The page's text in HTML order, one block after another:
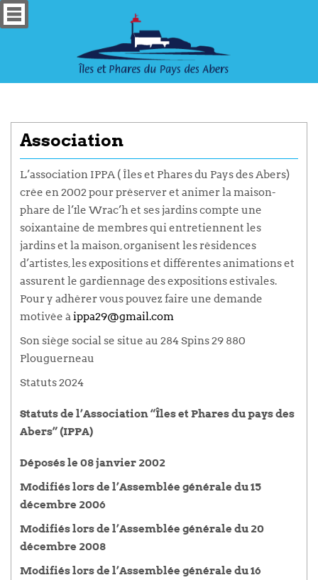
Association
L’association IPPA ( Îles et Phares du Pays des Abers)
crée en 2002 pour préserver et animer la maison-
phare de l’île Wrac’h et ses jardins compte une
soixantaine de membres qui entretiennent les
jardins et la maison, organisent les résidences
d’artistes, les expositions et différentes animations et
assurent le gardiennage des expositions estivales.
Pour y adhérer vous pouvez faire une demande
motivée àippa29@gmail.com
Son siège social se situe au 284 Spins 29 880
Plouguerneau
Statuts 2024
Statuts de l’Association “Îles et Phares du pays des
Abers” (IPPA)
Déposés le 08 janvier 2002
Modifiés lors de l’Assemblée générale du 15
décembre 2006
Modifiés lors de l’Assemblée générale du 20
décembre 2008
Modifiés lors de l’Assemblée générale du 16